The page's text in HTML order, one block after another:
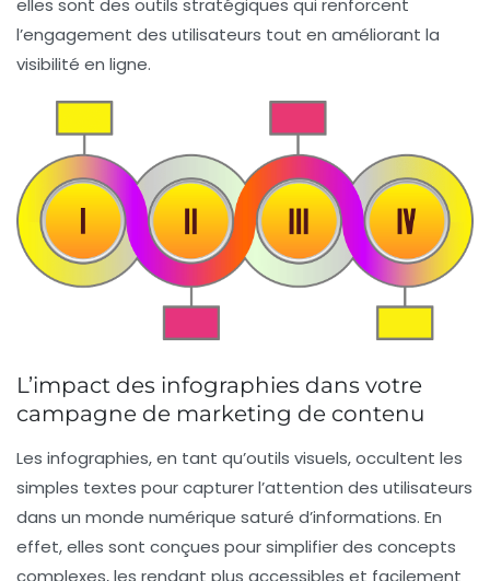
elles sont des outils stratégiques qui renforcent
l’engagement des utilisateurs tout en améliorant la
visibilité en ligne.
L’impact des infographies dans votre
campagne de marketing de contenu
Les infographies, en tant qu’outils visuels, occultent les
simples textes pour capturer l’attention des utilisateurs
dans un monde numérique saturé d’informations. En
effet, elles sont conçues pour simplifier des concepts
complexes, les rendant plus accessibles et facilement